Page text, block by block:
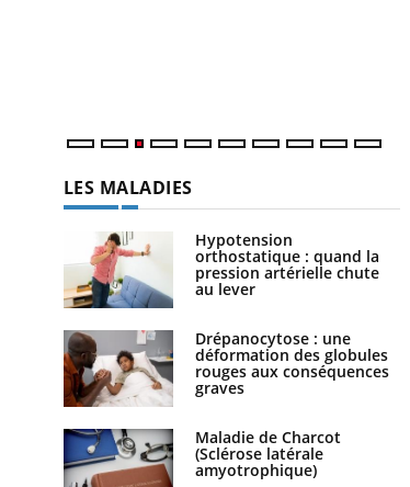
LES MALADIES
Hypotension
orthostatique : quand la
pression artérielle chute
au lever
Drépanocytose : une
déformation des globules
rouges aux conséquences
graves
Maladie de Charcot
(Sclérose latérale
amyotrophique)